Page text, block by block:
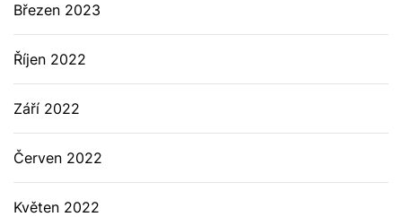
Březen 2023
Říjen 2022
Září 2022
Červen 2022
Květen 2022